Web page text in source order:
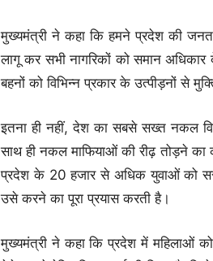
मुख्यमंत्री ने कहा कि हमने प्रदेश की
लागू कर सभी नागरिकों को समान अधिकार
बहनों को विभिन्न प्रकार के उत्पीड़नों से
इतना ही नहीं, देश का सबसे सख्त नकल
साथ ही नकल माफियाओं की रीढ़ तोड़ने का
प्रदेश के 20 हजार से अधिक युवाओं को
उसे करने का पूरा प्रयास करती है।
मुख्यमंत्री ने कहा कि प्रदेश में महिलाओं